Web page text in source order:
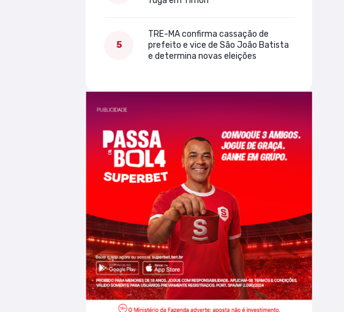
TRE-MA confirma cassação de
prefeito e vice de São João Batista
e determina novas eleições